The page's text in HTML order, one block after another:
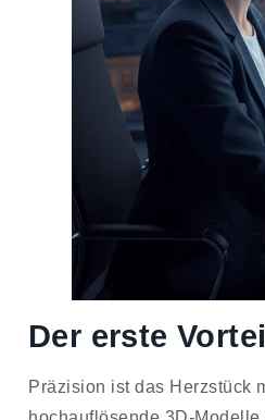
Der erste
Präzision ist das Herzstück